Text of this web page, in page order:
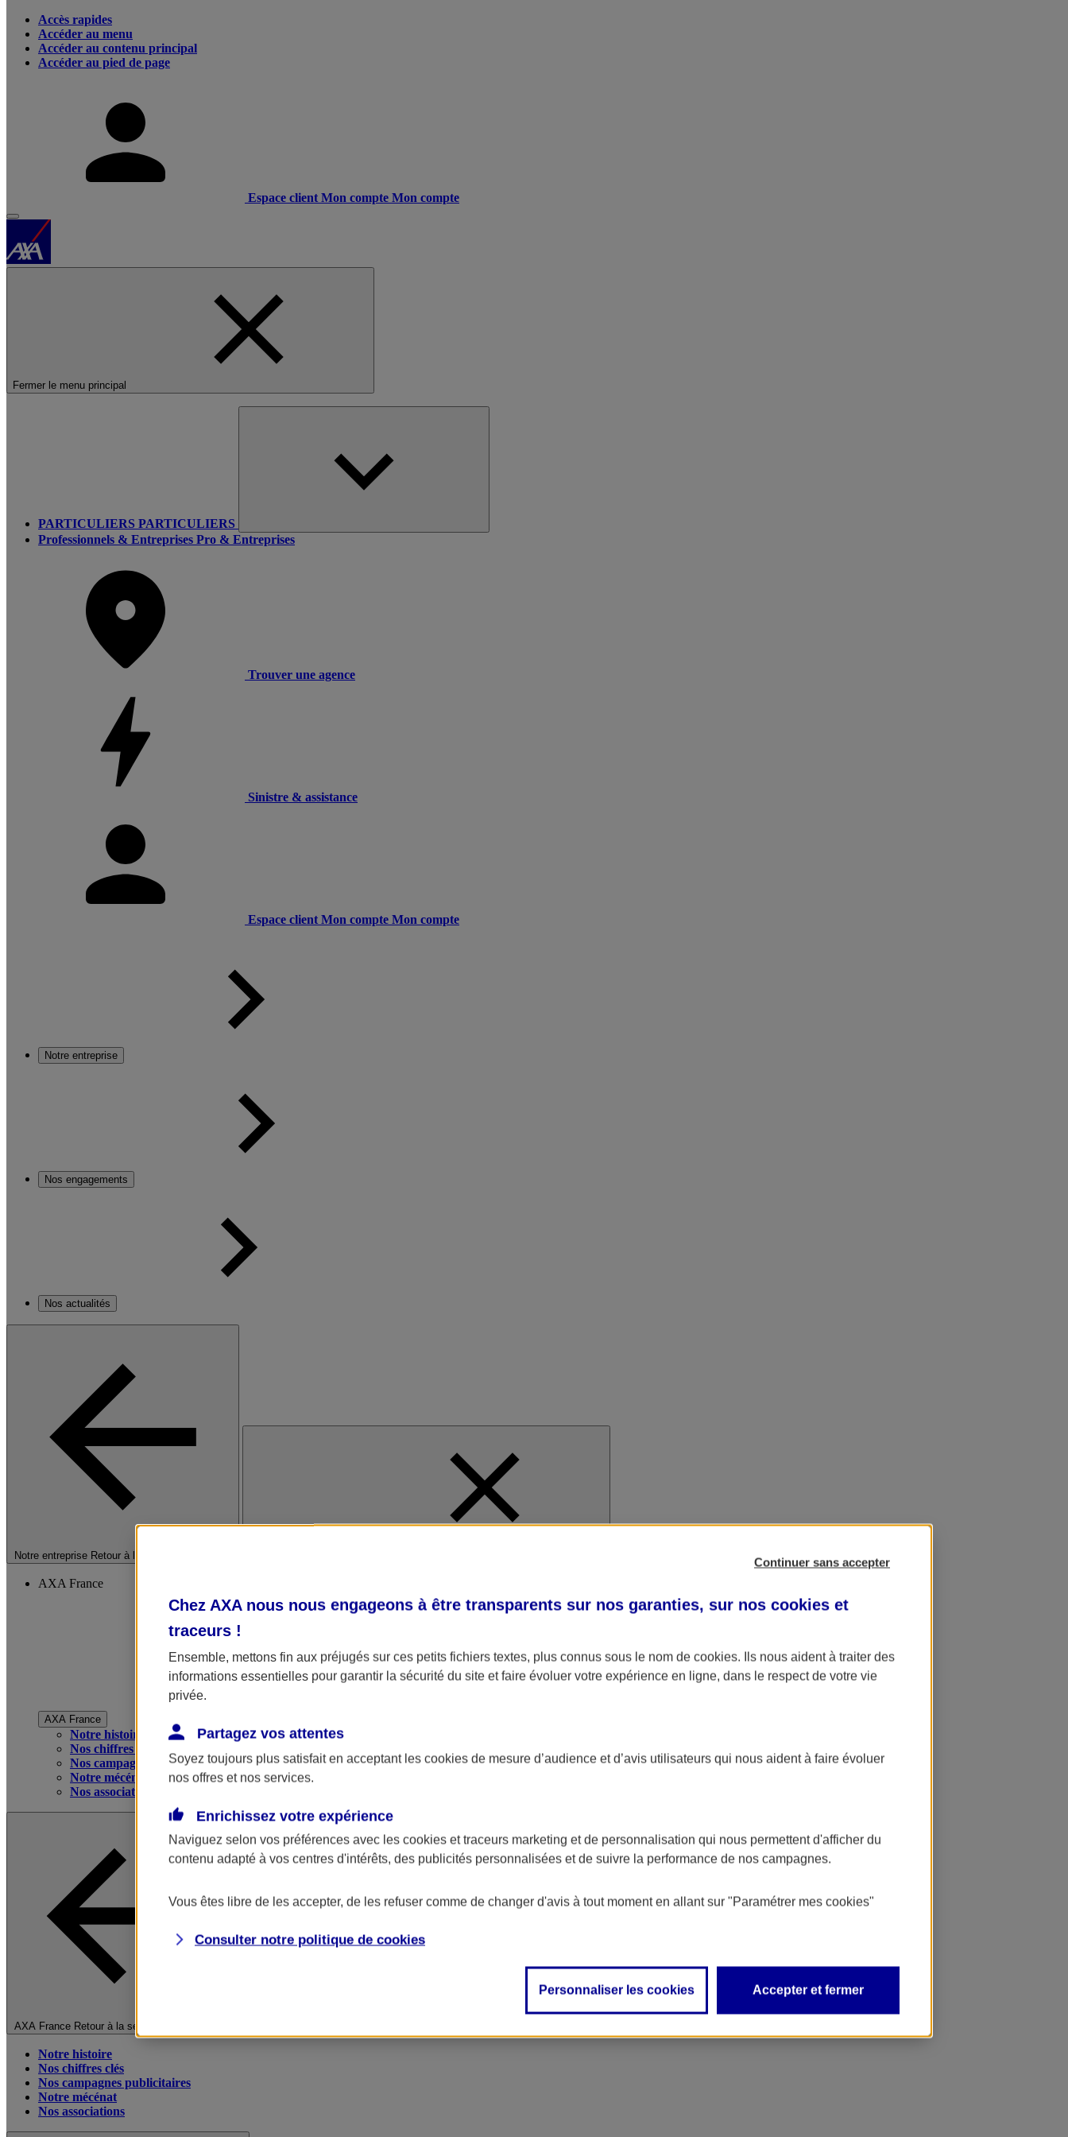
Accès rapides
Accéder au menu
Accéder au contenu principal
Accéder au pied de page
Espace client Mon compte Mon compte
Fermer le menu principal
PARTICULIERS PARTICULIERS
Professionnels & Entreprises Pro & Entreprises
Trouver une agence
Sinistre & assistance
Espace client Mon compte Mon compte
Notre entreprise
Nos engagements
Nos actualités
Notre entreprise Retour à la section précédente
AXA France
AXA France
Notre histoire
Nos chiffres clés
Nos campagnes publicitaires
Notre mécénat
Nos associations
AXA France Retour à la section précédente
Notre histoire
Nos chiffres clés
Nos campagnes publicitaires
Notre mécénat
Nos associations
Continuer sans accepter
Chez AXA nous nous engageons à être transparents sur nos garanties, sur nos cookies et
traceurs !
Ensemble, mettons fin aux préjugés sur ces petits fichiers textes, plus connus sous le nom de cookies. Ils nous aident à traiter des
informations essentielles pour garantir la sécurité du site et faire évoluer votre expérience en ligne, dans le respect de votre vie
privée.
Partagez vos attentes
Soyez toujours plus satisfait en acceptant les cookies de mesure d’audience et d’avis utilisateurs qui nous aident à faire évoluer
nos offres et nos services.
Enrichissez votre expérience
Naviguez selon vos préférences avec les cookies et traceurs marketing et de personnalisation qui nous permettent d'afficher du
contenu adapté à vos centres d'intérêts, des publicités personnalisées et de suivre la performance de nos campagnes.
Vous êtes libre de les accepter, de les refuser comme de changer d'avis à tout moment en allant sur "Paramétrer mes cookies"
Consulter notre politique de cookies
Personnaliser les cookies Accepter et fermer